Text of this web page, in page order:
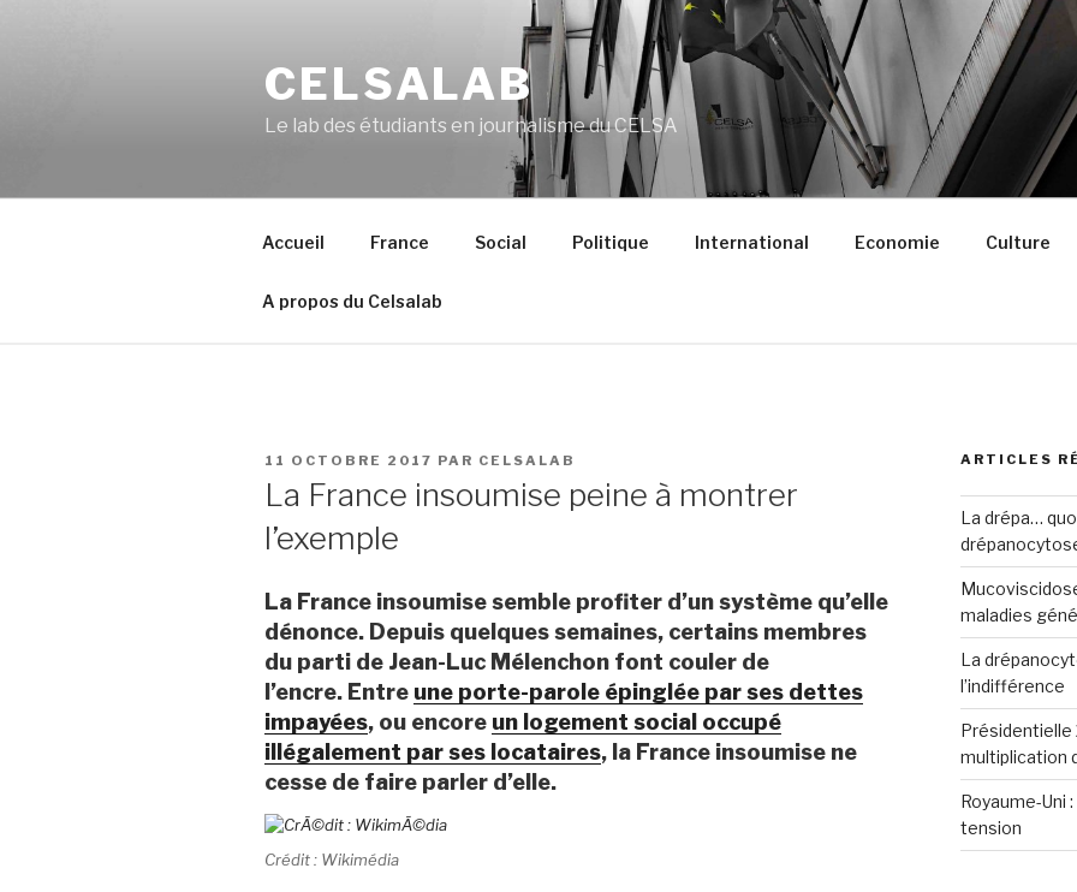
CELSALAB
Le lab des étudiants en journalisme du CELSA
Accueil France Social Politique International Economie Culture
A propos du Celsalab
PUBLIÉ
LE
11 OCTOBRE 2017 PAR CELSALAB
La France insoumise peine à montrer
l’exemple
La France insoumise semble profiter d’un système qu’elle
dénonce. Depuis quelques semaines, certains membres
du parti de Jean-Luc Mélenchon font couler de
l’encre. Entre une porte-parole épinglée par ses dettes
impayées, ou encore un logement social occupé
illégalement par ses locataires, la France insoumise ne
cesse de faire parler d’elle.
Crédit : Wikimédia
ARTICLES
La drépa…
maladies
La
l’indifférence
Présidentielle
multiplication
Royaume-Uni
tension